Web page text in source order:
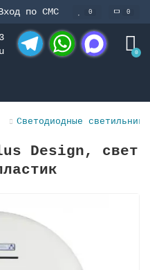
по СМС 0 0
0
Светодиодные светильники
Design, свет